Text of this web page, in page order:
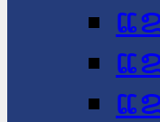
ແ
ແ
ແ